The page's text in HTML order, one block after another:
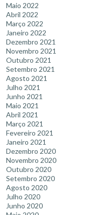
Maio 2022
Abril 2022
Março 2022
Janeiro 2022
Dezembro 2021
Novembro 2021
Outubro 2021
Setembro 2021
Agosto 2021
Julho 2021
Junho 2021
Maio 2021
Abril 2021
Março 2021
Fevereiro 2021
Janeiro 2021
Dezembro 2020
Novembro 2020
Outubro 2020
Setembro 2020
Agosto 2020
Julho 2020
Junho 2020